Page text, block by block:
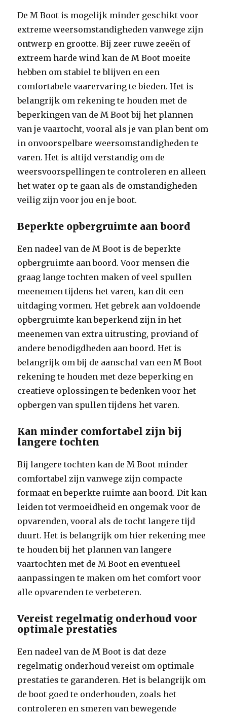
De M Boot is mogelijk minder geschikt voor
extreme weersomstandigheden vanwege zijn
ontwerp en grootte. Bij zeer ruwe zeeën of
extreem harde wind kan de M Boot moeite
hebben om stabiel te blijven en een
comfortabele vaarervaring te bieden. Het is
belangrijk om rekening te houden met de
beperkingen van de M Boot bij het plannen
van je vaartocht, vooral als je van plan bent om
in onvoorspelbare weersomstandigheden te
varen. Het is altijd verstandig om de
weersvoorspellingen te controleren en alleen
het water op te gaan als de omstandigheden
veilig zijn voor jou en je boot.
Beperkte opbergruimte aan boord
Een nadeel van de M Boot is de beperkte
opbergruimte aan boord. Voor mensen die
graag lange tochten maken of veel spullen
meenemen tijdens het varen, kan dit een
uitdaging vormen. Het gebrek aan voldoende
opbergruimte kan beperkend zijn in het
meenemen van extra uitrusting, proviand of
andere benodigdheden aan boord. Het is
belangrijk om bij de aanschaf van een M Boot
rekening te houden met deze beperking en
creatieve oplossingen te bedenken voor het
opbergen van spullen tijdens het varen.
Kan minder comfortabel zijn bij
langere tochten
Bij langere tochten kan de M Boot minder
comfortabel zijn vanwege zijn compacte
formaat en beperkte ruimte aan boord. Dit kan
leiden tot vermoeidheid en ongemak voor de
opvarenden, vooral als de tocht langere tijd
duurt. Het is belangrijk om hier rekening mee
te houden bij het plannen van langere
vaartochten met de M Boot en eventueel
aanpassingen te maken om het comfort voor
alle opvarenden te verbeteren.
Vereist regelmatig onderhoud voor
optimale prestaties
Een nadeel van de M Boot is dat deze
regelmatig onderhoud vereist om optimale
prestaties te garanderen. Het is belangrijk om
de boot goed te onderhouden, zoals het
controleren en smeren van bewegende